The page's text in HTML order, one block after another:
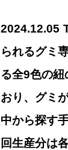
2024.12.05
られるグミ
る全9色の
おり、グミ
中から探す
回生産分は